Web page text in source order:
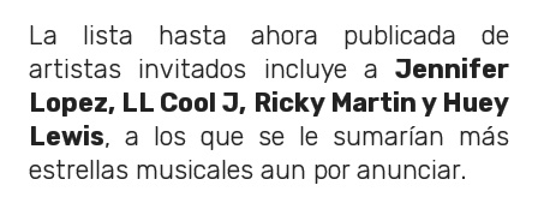
La lista hasta ahora publicada de
artistas invitados incluye a Jennifer
Lopez, LL Cool J, Ricky Martin y Huey
Lewis, a los que se le sumarían más
estrellas musicales aun por anunciar.